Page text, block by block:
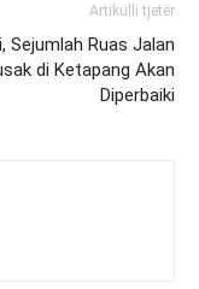
Artikulli tjetër
Sejumlah Ruas Jalan
di Ketapang Akan
Diperbaiki